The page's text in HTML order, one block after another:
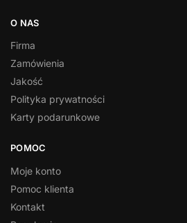
O NAS
Firma
Zamówienia
Jakość
Polityka prywatności
Karty podarunkowe
POMOC
Moje konto
Pomoc klienta
Kontakt